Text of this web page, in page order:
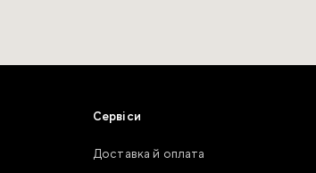
Сервіси
Доставка й оплата